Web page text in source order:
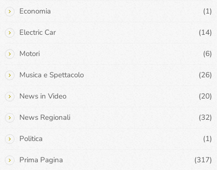
Economia (1)
Electric Car (14)
Motori (6)
Musica e Spettacolo (26)
News in Video (20)
News Regionali (32)
Politica (1)
Prima Pagina (317)